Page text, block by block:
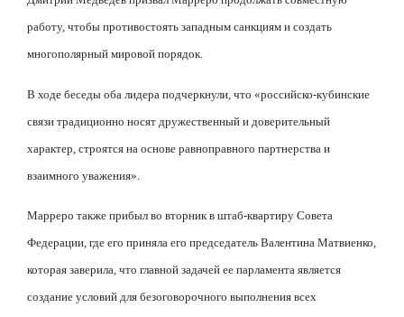
работу, чтобы противостоять западным санкциям и создать
многополярный мировой порядок.
В ходе беседы оба лидера подчеркнули, что «российско-кубинские
связи традиционно носят дружественный и доверительный
характер, строятся на основе равноправного партнерства и
взаимного уважения».
Марреро также прибыл во вторник в штаб-квартиру Совета
Федерации, где его приняла его председатель Валентина Матвиенко,
которая заверила, что главной задачей ее парламента является
создание условий для безоговорочного выполнения всех